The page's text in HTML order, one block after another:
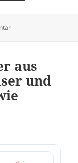
zu Unfall auf der
aus
und